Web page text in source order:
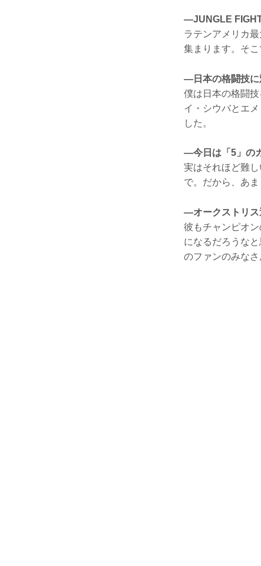
—JUNGLE FIGHT
ラテンアメリカ
集まります。そ
—日本の格闘技に
僕は日本の格闘
イ・シウバとエ
した。
—今日は「5」の
実はそれほど難
で。だから、あ
—オークストリス
彼もチャンピオ
になるだろうな
のファンのみな